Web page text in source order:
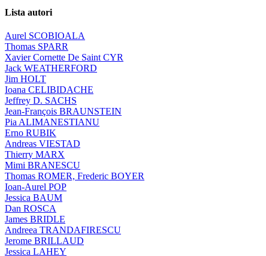
Lista autori
Aurel SCOBIOALA
Thomas SPARR
Xavier Cornette De Saint CYR
Jack WEATHERFORD
Jim HOLT
Ioana CELIBIDACHE
Jeffrey D. SACHS
Jean-François BRAUNSTEIN
Pia ALIMANESTIANU
Erno RUBIK
Andreas VIESTAD
Thierry MARX
Mimi BRANESCU
Thomas ROMER, Frederic BOYER
Ioan-Aurel POP
Jessica BAUM
Dan ROSCA
James BRIDLE
Andreea TRANDAFIRESCU
Jerome BRILLAUD
Jessica LAHEY